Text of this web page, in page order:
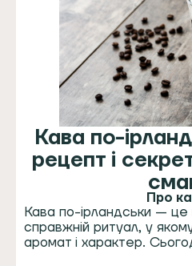
Кава по-
рецепт і
Про
Кава по-ірландськи — це
справжній ритуал, у
аромат і характер.